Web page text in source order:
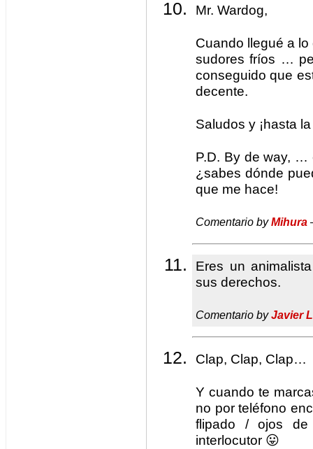
Mr. Wardog,
Cuando llegué a
sudores fríos …
conseguido que
decente.
Saludos y ¡hasta
P.D. By de way,
¿sabes dónde
que me hace!
Comentario byMihura
Eres un
sus derechos.
Comentario byJavier
Clap, Clap, Clap…
Y cuando te
no por teléfono
flipado / ojos
interlocutor 😛